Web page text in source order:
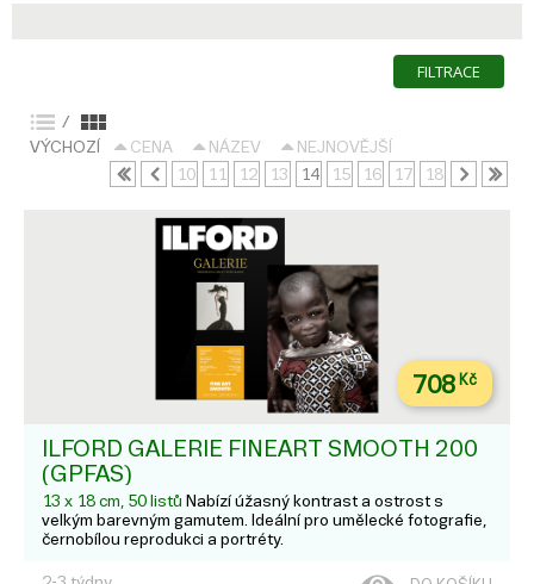
FILTRACE
/
VÝCHOZÍ
CENA NÁZEV
NEJNOVĚJŠÍ
10
11 12 13 14 15 16 17 18
708 Kč
ILFORD GALERIE FINEART SMOOTH 200
(GPFAS)
13 x 18 cm, 50 listů Nabízí úžasný kontrast a ostrost s
velkým barevným gamutem. Ideální pro umělecké fotografie,
černobílou reprodukci a portréty.
Načítám data...